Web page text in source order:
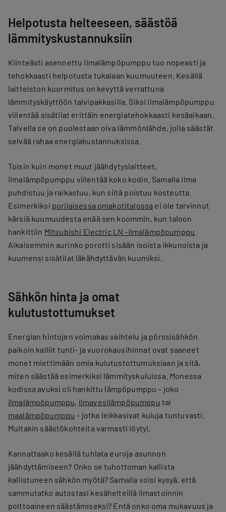
Helpotusta helteeseen, säästöä
lämmityskustannuksiin
Kiinteästi asennettu ilmalämpöpumppu tuo nopeasti ja
tehokkaasti helpotusta tukalaan kuumuuteen. Kesällä
laitteiston kuormitus on kevyttä verrattuna
lämmityskäyttöön talvipakkasilla. Siksi ilmalämpöpumppu
viilentää sisätilat erittäin energiatehokkaasti kesäaikaan.
Talvella se on puolestaan oiva lämmönlähde, jolla säästät
selvää rahaa energiakustannuksissa.
Toisin kuin monet muut jäähdytyslaitteet,
ilmalämpöpumppu viilentää koko kodin. Samalla ilma
puhdistuu ja raikastuu, kun siitä poistuu kosteutta.
Esimerkiksi porilaisessa omakotitalossa ei ole tarvinnut
kärsiä kuumuudesta enää sen koommin, kun taloon
hankittiin Mitsubishi Electric LN -ilmalämpöpumppu
Aikaisemmin aurinko porotti sisään isoista ikkunoista ja
kuumensi sisätilat läkähdyttävän kuumiksi.
Sähkön hinta ja omat
kulutustottumukset
Energian hintojen voimakas vaihtelu ja pörssisähkön
paikoin kalliit tunti- ja vuorokausihinnat ovat saaneet
monet miettimään omia kulutustottumuksiaan ja sitä,
miten säästää esimerkiksi lämmityskuluissa. Monessa
kodissa avuksi oli hankittu lämpöpumppu – joko
ilmalämpöpumppu, ilmavesilämpöpumppu tai
maalämpöpumppu – jotka leikkasivat kuluja tuntuvasti.
Muitakin säästökohteita varmasti löytyi.
Kannattaako kesällä tuhlata euroja asunnon
jäähdyttämiseen? Onko se tuhottoman kallista
kallistuneen sähkön myötä? Samalla voisi kysyä, että
sammutatko autostasi kesähelteillä ilmastoinnin
polttoaineen säästämiseksi? Entä onko oma mukavuus ja